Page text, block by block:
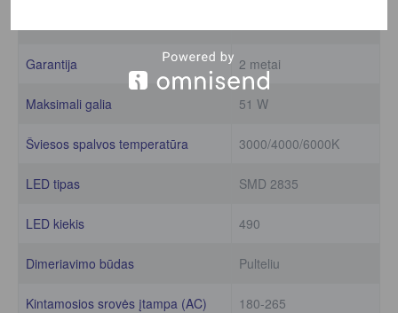
Garantija 2 metai
Maksimali galia 51 W
Šviesos spalvos temperatūra 3000/4000/6000K
LED tipas SMD 2835
LED kiekis 490
Dimeriavimo būdas Pulteliu
Kintamosios srovės įtampa (AC) 180-265